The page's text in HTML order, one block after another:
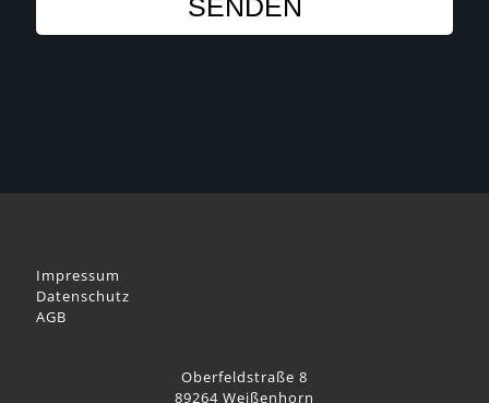
Impressum
Datenschutz
AGB
Oberfeldstraße 8
89264 Weißenhorn